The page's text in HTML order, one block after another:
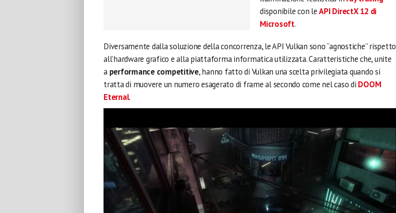
disponibile con leAPI DirectX 12 di
Microsoft.
Diversamente dalla soluzione della concorrenza, le API Vulkan sono “agnostiche” rispetto
all’hardware grafico e alla piattaforma informatica utilizzata. Caratteristiche che, unite
a performance competitive, hanno fatto di Vulkan una scelta privilegiata quando si
tratta di muovere un numero esagerato di frame al secondo come nel caso di DOOM
Eternal.